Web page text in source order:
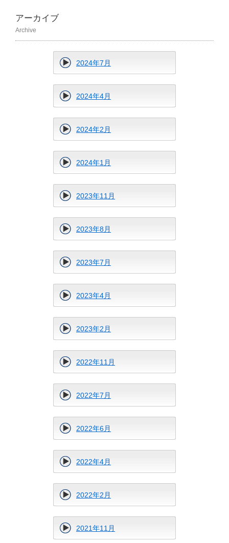
アーカイブ
Archive
2024年7月
2024年4月
2024年2月
2024年1月
2023年11月
2023年8月
2023年7月
2023年4月
2023年2月
2022年11月
2022年7月
2022年6月
2022年4月
2022年2月
2021年11月